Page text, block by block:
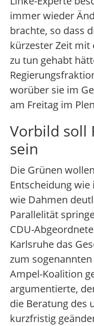
immer wieder
brachte, so dass
kürzester Zeit mit
zu tun gehabt
worüber sie im
am Freitag im
Vorbild soll
sein
Die Grünen
Entscheidung
wie Dahmen
Parallelität
CDU-
Karlsruhe das
zum
Ampel-Koalition
argumentierte,
die Beratung des
kurzfristig